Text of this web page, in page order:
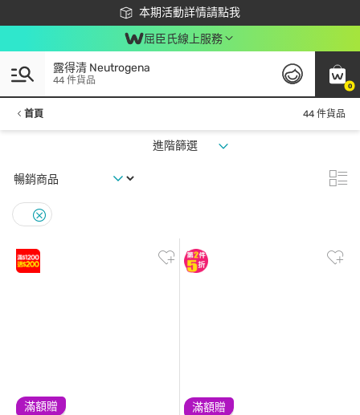
本期活動詳情請點我
下載app最高回饋$350
屈臣氏線上服務
0
露得清 Neutrogena
44 件貨品
首頁 44 件貨品
進階篩選
滿額贈 滿額贈